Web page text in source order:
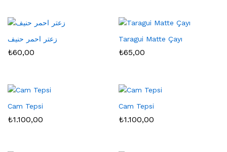
زعتر احمر حنيف
₺60,00
Taragui Matte Çayı
₺65,00
Cam Tepsi
₺1.100,00
Cam Tepsi
₺1.100,00